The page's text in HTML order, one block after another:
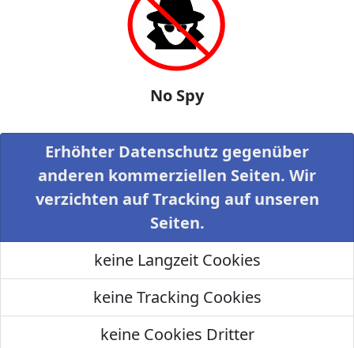
No Spy
Erhöhter Datenschutz gegenüber
anderen kommerziellen Seiten. Wir
verzichten auf Tracking auf unseren
Seiten.
keine Langzeit Cookies
keine Tracking Cookies
keine Cookies Dritter